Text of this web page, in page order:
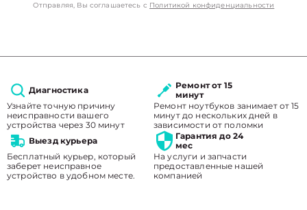
Отправляя, Вы соглашаетесь с Политикой конфиденциальности
Диагностика
Узнайте точную причину
неисправности вашего
устройства через 30 минут
Ремонт от 15
минут
Ремонт ноутбуков занимает от 15
минут до нескольких дней в
зависимости от поломки
Выезд курьера
Бесплатный курьер, который
заберет неисправное
устройство в удобном месте.
Гарантия до 24
мес
На услуги и запчасти
предоставленные нашей
компанией